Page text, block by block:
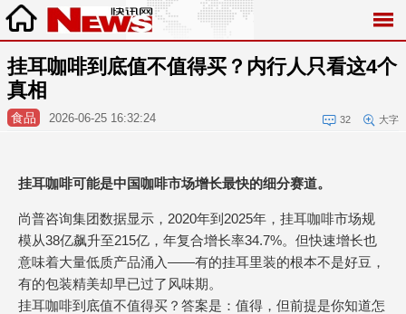
挂耳咖啡到底值不值得买？内行人只看这4个
真相
食品 2026-06-25 16:32:24 32 大字
挂耳咖啡可能是中国咖啡市场增长最快的细分赛道。
尚普咨询集团数据显示，2020年到2025年，挂耳咖啡市场规
模从38亿飙升至215亿，年复合增长率34.7%。但快速增长也
意味着大量低质产品涌入——有的挂耳里装的根本不是好豆，
有的包装精美却早已过了风味期。
挂耳咖啡到底值不值得买？答案是：值得，但前提是你知道怎